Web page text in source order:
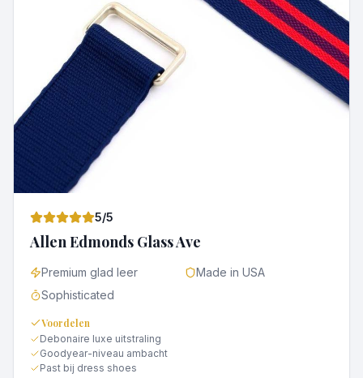
5/5
Allen Edmonds Glass Ave
Premium glad leer
Made in USA
Sophisticated
Voordelen
Debonaire luxe uitstraling
Goodyear-niveau ambacht
Past bij dress shoes